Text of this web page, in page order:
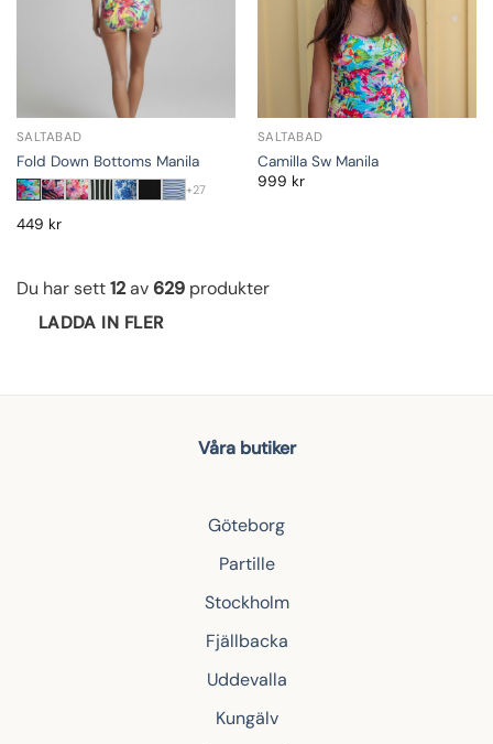
SALTABAD
Fold Down Bottoms Manila
+27
449 kr
SALTABAD
Camilla Sw Manila
999 kr
Du har sett12av629 produkter
LADDA IN FLER
Våra butiker
Göteborg
Partille
Stockholm
Fjällbacka
Uddevalla
Kungälv